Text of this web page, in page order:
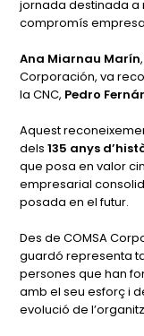
jornada destinada a
compromís
Ana Miarnau Marín
Corporación, va
la CNC, Pedro
Aquest
dels135 anys
que posa en valor
empresarial
posada en el futur.
Des de COMSA
guardó representa
persones que han
amb el seu esforç i
evolució de